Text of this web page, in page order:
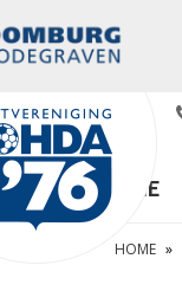
HOME
HOME »